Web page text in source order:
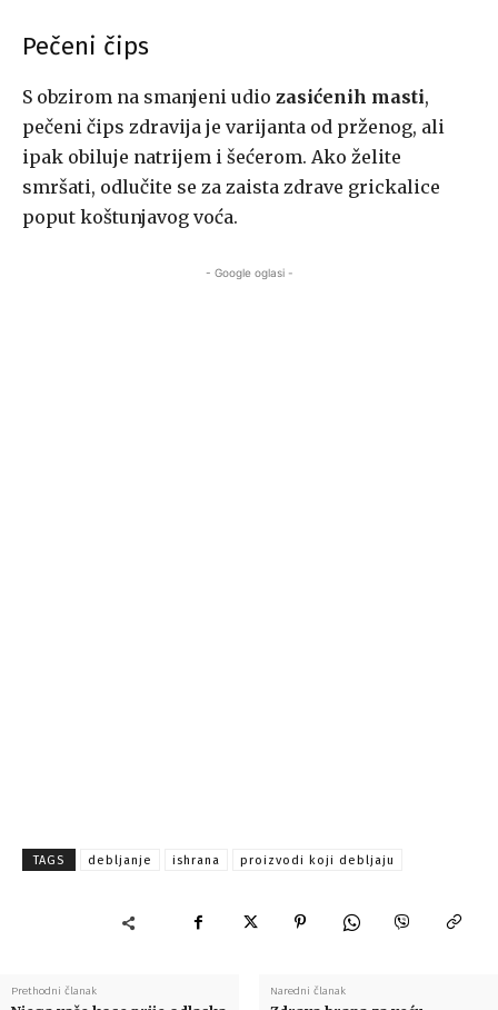
Pečeni čips
S obzirom na smanjeni udio zasićenih masti,
pečeni čips zdravija je varijanta od prženog, ali
ipak obiluje natrijem i šećerom. Ako želite
smršati, odlučite se za zaista zdrave grickalice
poput koštunjavog voća.
- Google oglasi -
TAGS debljanje ishrana proizvodi koji debljaju
Prethodni članak Naredni članak